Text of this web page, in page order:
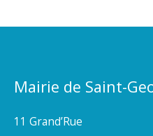
Mairie de Saint-
11 Grand’Rue